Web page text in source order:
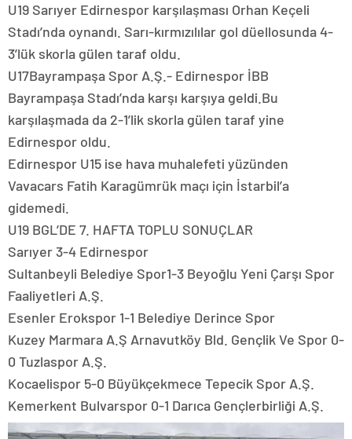
U19 Sarıyer Edirnespor karşılaşması Orhan Keçeli
Stadı’nda oynandı. Sarı-kırmızılılar gol düellosunda 4-
3’lük skorla gülen taraf oldu.
U17Bayrampaşa Spor A.Ş.- Edirnespor İBB
Bayrampaşa Stadı’nda karşı karşıya geldi.Bu
karşılaşmada da 2-1’lik skorla gülen taraf yine
Edirnespor oldu.
Edirnespor U15 ise hava muhalefeti yüzünden
Vavacars Fatih Karagümrük maçı için İstarbil’a
gidemedi.
U19 BGL’DE 7. HAFTA TOPLU SONUÇLAR
Sarıyer 3-4 Edirnespor
Sultanbeyli Belediye Spor1-3 Beyoğlu Yeni Çarşı Spor
Faaliyetleri A.Ş.
Esenler Erokspor 1-1 Belediye Derince Spor
Kuzey Marmara A.Ş Arnavutköy Bld. Gençlik Ve Spor 0-
0 Tuzlaspor A.Ş.
Kocaelispor 5-0 Büyükçekmece Tepecik Spor A.Ş.
Kemerkent Bulvarspor 0-1 Darıca Gençlerbirliği A.Ş.